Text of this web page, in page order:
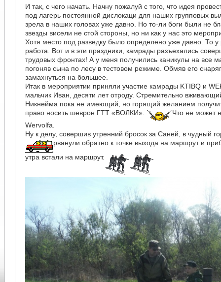
И так, с чего начать. Начну пожалуй с того, что идея
под лагерь постоянной дислокаци для наших групповых
зрела в наших головах уже давно. Но то-ли боги были не
звезды висели не стой стороны, но ни как у нас это
Хотя место под разведку было определено уже давно. То
работа. Вот и в эти праздники, камрады разъехались
трудовых фронтах! А у меня получились каникулы на все
погоняв сына по лесу в тестовом режиме. Обмяв его
замахнуться на большее.
Итак в мероприятии приняли участие камрады KTIBQ и
мальчик Иван, десяти лет отроду. Стремительно
Никнейма пока не имеющий, но горящий желанием
право носить шеврон ГТТ «ВОЛКИ».
Что не может
Wervolfa.
Ну к делу, совершив утренний бросок за Саней, в чудный
рванули обратно к точке выхода на маршрут и
утра встали на маршрут.